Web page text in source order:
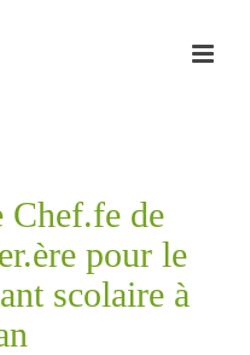
Chef.fe de
pour le
scolaire à